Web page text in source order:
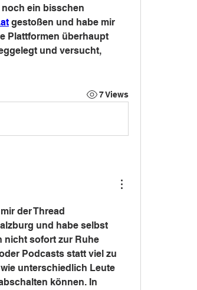
ein bisschen
gestoßen und habe mir
Plattformen überhaupt
und versucht,
7 Views
der Thread
und habe selbst
nicht sofort zur Ruhe
Podcasts statt viel zu
unterschiedlich Leute
können. In